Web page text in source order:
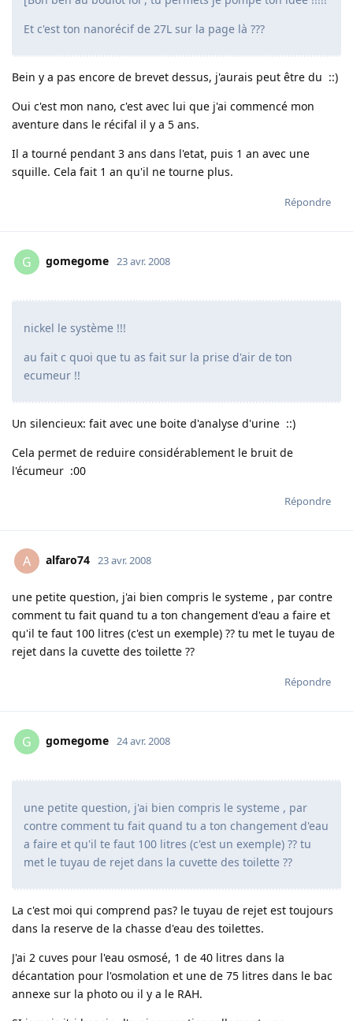
Et c'est ton nanorécif de 27L sur la page là ???
Bein y a pas encore de brevet dessus, j'aurais peut être du ::)
Oui c'est mon nano, c'est avec lui que j'ai commencé mon
aventure dans le récifal il y a 5 ans.
Il a tourné pendant 3 ans dans l'etat, puis 1 an avec une
squille. Cela fait 1 an qu'il ne tourne plus.
Répondre
G gomegome 23 avr. 2008
nickel le système !!!
au fait c quoi que tu as fait sur la prise d'air de ton
ecumeur !!
Un silencieux: fait avec une boite d'analyse d'urine ::)
Cela permet de reduire considérablement le bruit de
l'écumeur :00
Répondre
A alfaro74 23 avr. 2008
une petite question, j'ai bien compris le systeme , par contre
comment tu fait quand tu a ton changement d'eau a faire et
qu'il te faut 100 litres (c'est un exemple) ?? tu met le tuyau de
rejet dans la cuvette des toilette ??
Répondre
G gomegome 24 avr. 2008
une petite question, j'ai bien compris le systeme , par
contre comment tu fait quand tu a ton changement d'eau
a faire et qu'il te faut 100 litres (c'est un exemple) ?? tu
met le tuyau de rejet dans la cuvette des toilette ??
La c'est moi qui comprend pas? le tuyau de rejet est toujours
dans la reserve de la chasse d'eau des toilettes.
J'ai 2 cuves pour l'eau osmosé, 1 de 40 litres dans la
décantation pour l'osmolation et une de 75 litres dans le bac
annexe sur la photo ou il y a le RAH.